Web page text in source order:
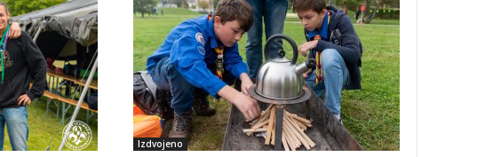
Izdvojeno